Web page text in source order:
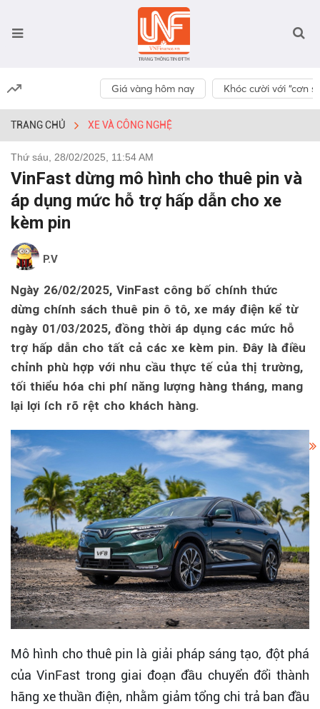
Giá vàng hôm nay Khóc cười với “cơn
TRANG CHỦ XE VÀ CÔNG NGHỆ
Thứ sáu, 28/02/2025, 11:54 AM
VinFast dừng mô hình cho thuê pin và
áp dụng mức hỗ trợ hấp dẫn cho xe
kèm pin
P.V
Ngày 26/02/2025, VinFast công bố chính thức
dừng chính sách thuê pin ô tô, xe máy điện kể từ
ngày 01/03/2025, đồng thời áp dụng các mức hỗ
trợ hấp dẫn cho tất cả các xe kèm pin. Đây là điều
chỉnh phù hợp với nhu cầu thực tế của thị trường,
tối thiểu hóa chi phí năng lượng hàng tháng, mang
lại lợi ích rõ rệt cho khách hàng.
Mô hình cho thuê pin là giải pháp sáng tạo, đột phá
của VinFast trong giai đoạn đầu chuyển đổi thành
hãng xe thuần điện, nhằm giảm tổng chi trả ban đầu